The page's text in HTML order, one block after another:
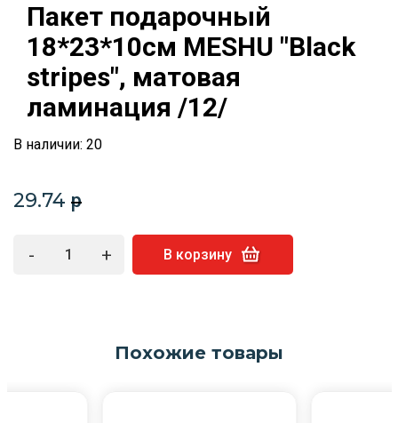
Пакет подарочный
18*23*10см MESHU "Black
stripes", матовая
ламинация /12/
В наличии: 20
29.74 p
- + В корзину
Похожие товары